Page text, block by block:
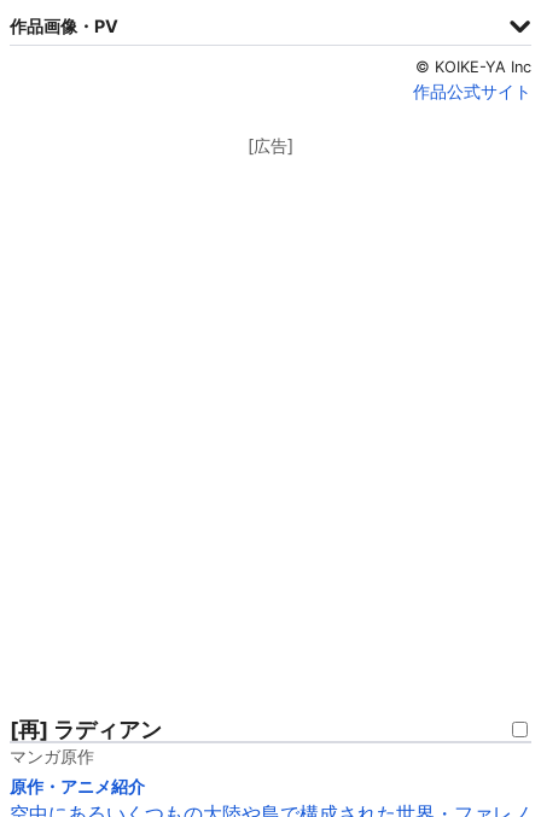
作品画像・PV
© KOIKE-YA Inc
作品公式サイト
[広告]
[再] ラディアン
マンガ原作
原作・アニメ紹介